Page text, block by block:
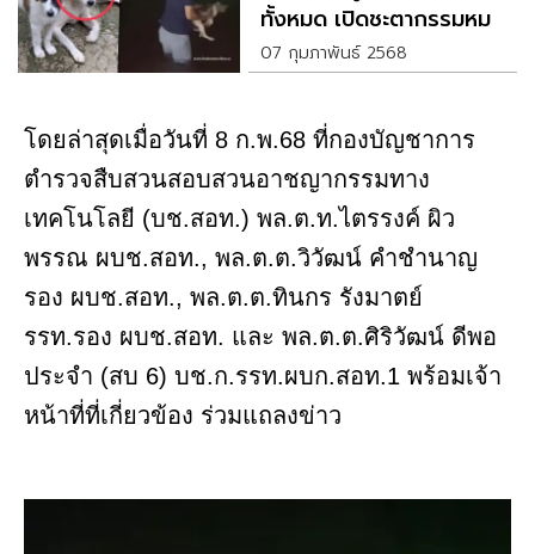
ทั้งหมด เปิดชะตากรรมหมา
ล่าสุด
07 กุมภาพันธ์ 2568
โดยล่าสุดเมื่อวันที่ 8 ก.พ.68 ที่กองบัญชาการ
ตำรวจสืบสวนสอบสวนอาชญากรรมทาง
เทคโนโลยี (บช.สอท.) พล.ต.ท.ไตรรงค์ ผิว
พรรณ ผบช.สอท., พล.ต.ต.วิวัฒน์ คำชำนาญ
รอง ผบช.สอท., พล.ต.ต.ทินกร รังมาตย์
รรท.รอง ผบช.สอท. และ พล.ต.ต.ศิริวัฒน์ ดีพอ
ประจำ (สบ 6) บช.ก.รรท.ผบก.สอท.1 พร้อมเจ้า
หน้าที่ที่เกี่ยวข้อง ร่วมแถลงข่าว